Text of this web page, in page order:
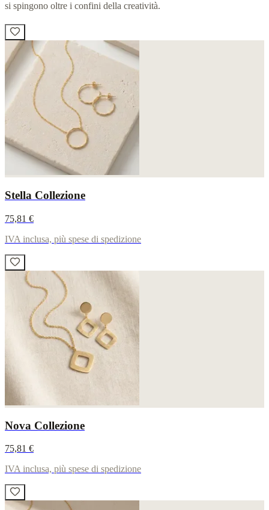
si spingono oltre i confini della creatività.
Stella Collezione
75,81 €
IVA inclusa, più spese di spedizione
Nova Collezione
75,81 €
IVA inclusa, più spese di spedizione